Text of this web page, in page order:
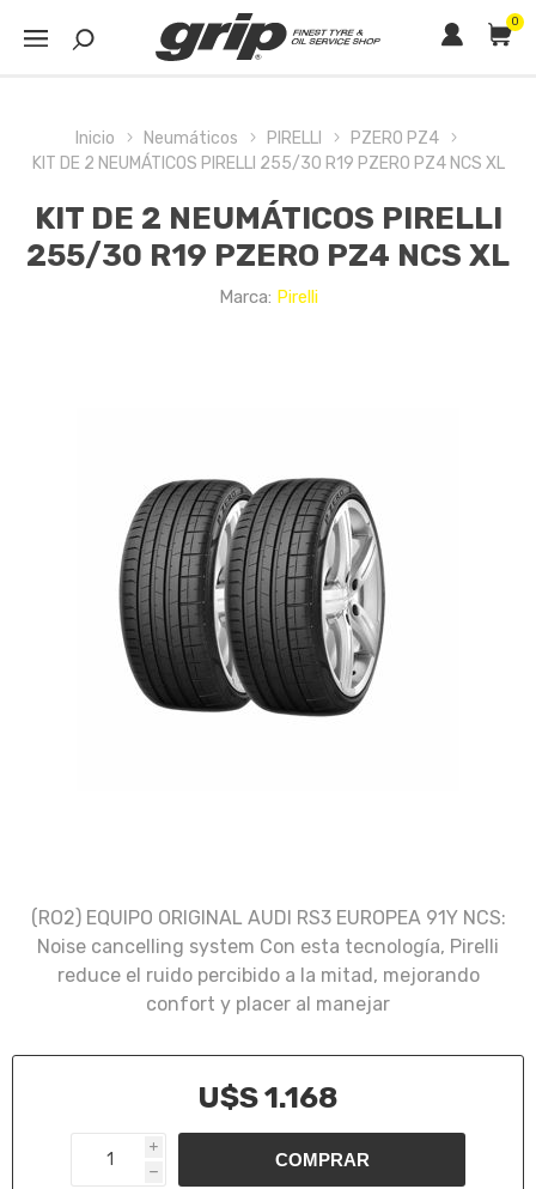
0
Inicio Neumáticos PIRELLI
PZERO PZ4
KIT DE 2 NEUMÁTICOS PIRELLI 255/30 R19 PZERO PZ4 NCS XL
KIT DE 2 NEUMÁTICOS PIRELLI
255/30 R19 PZERO PZ4 NCS XL
Marca: Pirelli
(RO2) EQUIPO ORIGINAL AUDI RS3 EUROPEA 91Y NCS:
Noise cancelling system Con esta tecnología, Pirelli
reduce el ruido percibido a la mitad, mejorando
confort y placer al manejar
U$S 1.168
i
h